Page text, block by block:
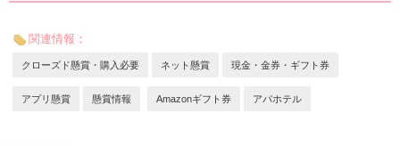
関連情報：
クローズド懸賞・購入必要 ネット懸賞 現金・金券・ギフト券
アプリ懸賞 懸賞情報 Amazonギフト券 アパホテル